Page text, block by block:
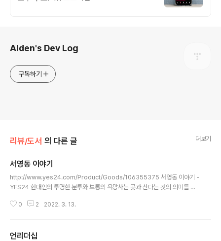
Alden's Dev Log
구독하기
리뷰/도서 의 다른 글 더보기
서영동 이야기
http://www.yes24.com/Product/Goods/106355375 서영동 이야기 -
YES24 현대인의 투명한 분투와 보통의 욕망사는 곳과 산다는 것의 의미를 묻
현대적 반향을 일으킨 조남주 작가의 신간 www.yes24.com 책 띠에는 아래
에는 저도 이렇게 이야기하고 싶어 졌습니다. "이 소설들을 읽는 내내 무척 어렵
0 2 2022. 3. 13.
언리더십